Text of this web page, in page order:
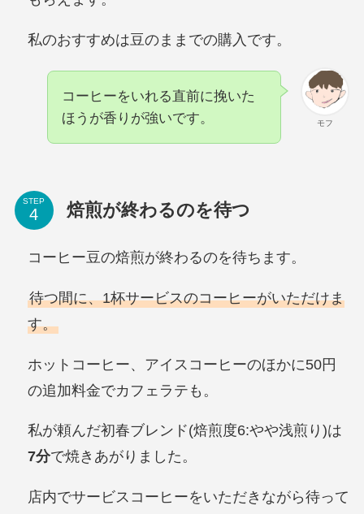
私のおすすめは豆のままでの購入です。
モフ
コーヒーをいれる直前に挽いた
ほうが香りが強いです。
STEP 焙煎が終わるのを待つ
コーヒー豆の焙煎が終わるのを待ちます。
待つ間に、1杯サービスのコーヒーがいただけま
す。
ホットコーヒー、アイスコーヒーのほかに50円
の追加料金でカフェラテも。
私が頼んだ初春ブレンド(焙煎度6:やや浅煎り)は
7分で焼きあがりました。
店内でサービスコーヒーをいただきながら待って